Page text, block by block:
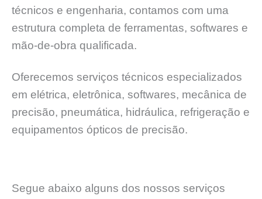
técnicos e engenharia, contamos com uma
estrutura completa de ferramentas, softwares e
mão-de-obra qualificada.
Oferecemos serviços técnicos especializados
em elétrica, eletrônica, softwares, mecânica de
precisão, pneumática, hidráulica, refrigeração e
equipamentos ópticos de precisão.
Segue abaixo alguns dos nossos serviços